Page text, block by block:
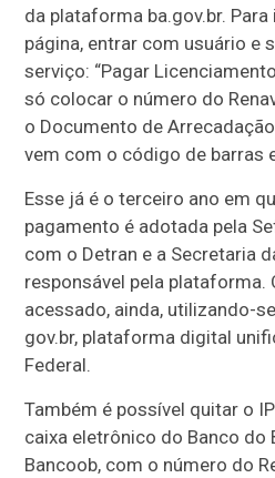
da plataforma ba.gov.br.
página, entrar com usuário e
serviço: “Pagar
só colocar o número do
o Documento de
vem com o código de barras
Esse já é o terceiro ano em
pagamento é adotada pela
com o Detran e a Secretaria
responsável pela plataforma.
acessado, ainda, utilizando-
gov.br, plataforma digital
Federal.
Também é possível quitar o
caixa eletrônico do Banco do
Bancoob, com o número do